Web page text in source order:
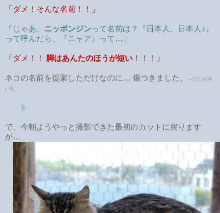
「ダメ！そんな名前！！」
「じゃあ、 ニッポンジンって名前は？『日本人、日本人♪』
って呼んだら、『ニャア』って…」
「ダメ！！ 脚はあんたのほうが短い ！！！」
ネコの名前を提案しただけなのに… 傷つきました。
←打たれ弱
い私
§
で、今朝ようやっと撮影できた最初のカットに戻ります
が…